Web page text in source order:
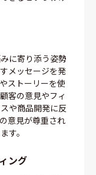
に寄り添う姿勢
メッセージを発
ストーリーを使
客の意見やフィ
や商品開発に反
意見が尊重され
す。
ング